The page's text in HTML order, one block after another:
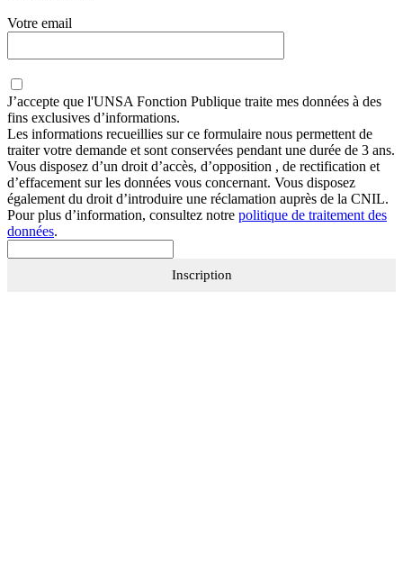
Votre email
J’accepte que l'UNSA Fonction Publique traite mes données à des
fins exclusives d’informations.
Les informations recueillies sur ce formulaire nous permettent de
traiter votre demande et sont conservées pendant une durée de 3 ans.
Vous disposez d’un droit d’accès, d’opposition , de rectification et
d’effacement sur les données vous concernant. Vous disposez
également du droit d’introduire une réclamation auprès de la CNIL.
Pour plus d’information, consultez notre politique de traitement des
données.
Inscription